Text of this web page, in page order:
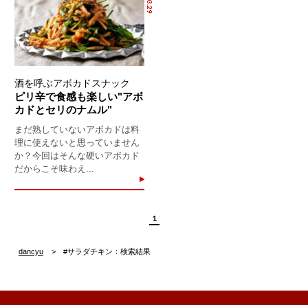
酒を呼ぶアボカドスナック
ピリ辛で食感も楽しい"アボ
カドとセリのナムル"
まだ熟していないアボカドは料
理に使えないと思っていません
か？今回はそんな硬いアボカド
だからこそ味わえ...
1
dancyu #サラダチキン：検索結果